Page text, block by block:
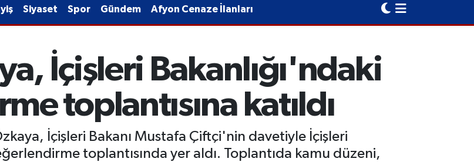
Siyaset Spor Gündem Afyon Cenaze İlanları
İçişleri Bakanlığı'ndaki
toplantısına katıldı
İçişleri Bakanı Mustafa Çiftçi'nin davetiyle İçişleri
toplantısında yer aldı. Toplantıda kamu düzeni,